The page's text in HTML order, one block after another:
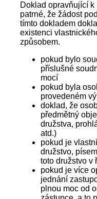
Doklad opravňující
patrné, že žádost
tímto dokladem
existenci
způsobem.
pokud bylo
příslušné
mocí
pokud byla
provedeném
doklad, že
předmětný
družstva,
atd.)
pokud je
družstvo,
toto družstvo v
pokud je více
jednání
plnou moc od